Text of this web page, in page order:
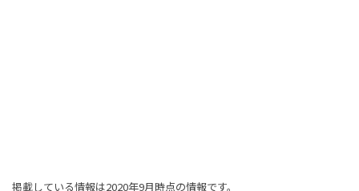
掲載している情報は2020年9月時点の情報です。